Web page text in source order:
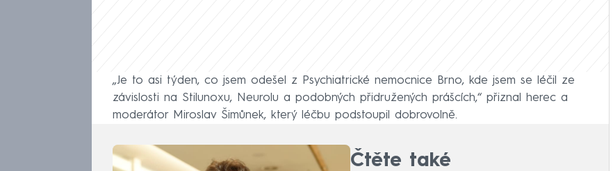
„Je to asi týden, co jsem odešel z Psychiatrické nemocnice Brno, kde jsem se léčil ze
závislosti na Stilunoxu, Neurolu a podobných přidružených prášcích,“ přiznal herec a
moderátor Miroslav Šimůnek, který léčbu podstoupil dobrovolně.
Čtěte také